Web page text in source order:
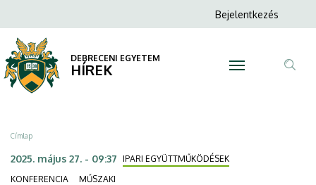
nagyot
szólt
Debrecen
Drive
a
tartalomra
Anonim
menüje
Bejelentkezés
DEBRECENI EGYETEM
HÍREK
Morzsa
Címlap
2025. május 27. - 09:37 IPARI EGYÜTTMŰKÖDÉSEK
KONFERENCIA
MŰSZAKI